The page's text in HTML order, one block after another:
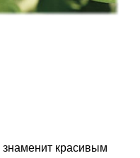
знаменит красивым